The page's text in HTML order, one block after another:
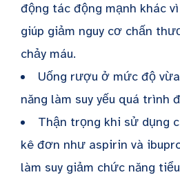
động tác động mạnh khác
giúp giảm nguy cơ chấn
chảy máu.
Uống rượu ở mức độ
năng làm suy yếu quá trình
Thận trọng khi sử dụng
kê đơn như aspirin và
làm suy giảm chức năng